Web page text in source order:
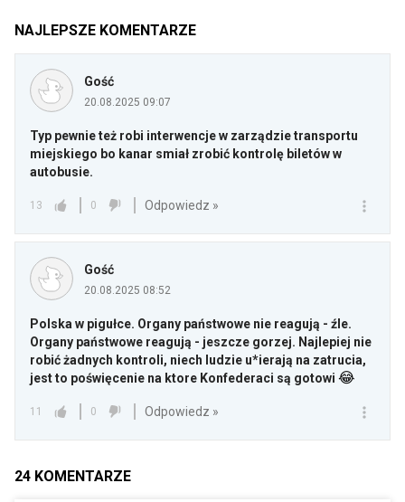
NAJLEPSZE KOMENTARZE
Gość
20.08.2025 09:07
Typ pewnie też robi interwencje w zarządzie transportu
miejskiego bo kanar smiał zrobić kontrolę biletów w
autobusie.
13 0 Odpowiedz »
Gość
20.08.2025 08:52
Polska w pigułce. Organy państwowe nie reagują - źle.
Organy państwowe reagują - jeszcze gorzej. Najlepiej nie
robić żadnych kontroli, niech ludzie u*ierają na zatrucia,
jest to poświęcenie na ktore Konfederaci są gotowi 😂
11 0 Odpowiedz »
24 KOMENTARZE